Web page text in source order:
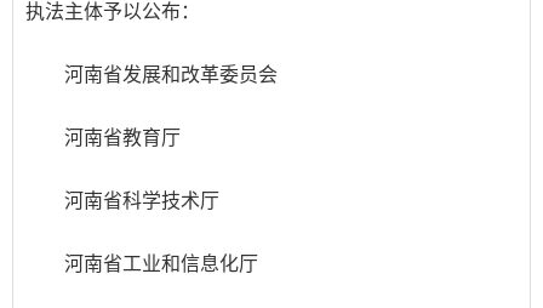
执法主体予以公布：
河南省发展和改革委员会
河南省教育厅
河南省科学技术厅
河南省工业和信息化厅